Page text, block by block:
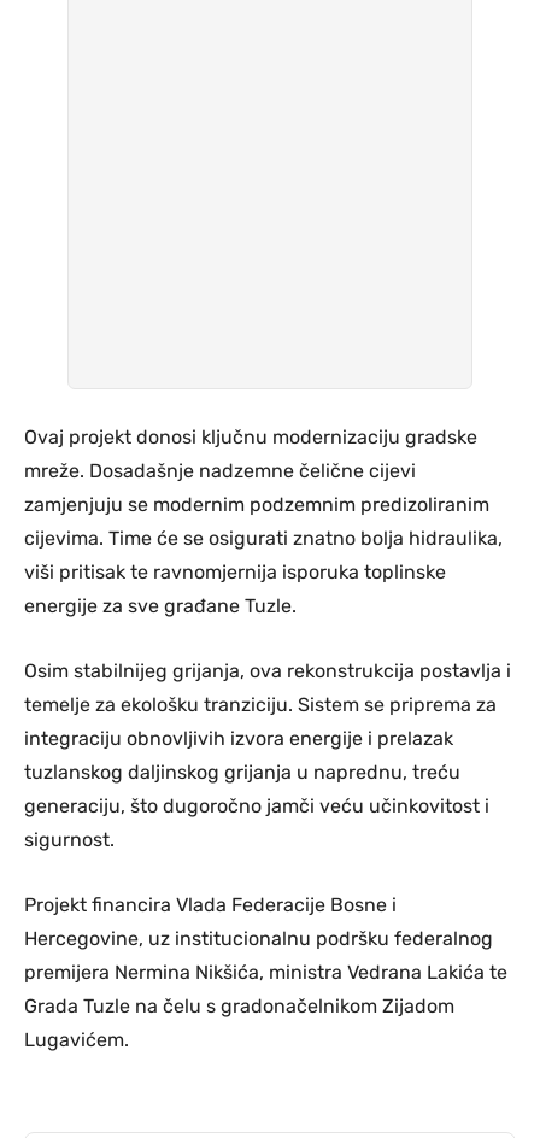
Ovaj projekt donosi ključnu modernizaciju gradske
mreže. Dosadašnje nadzemne čelične cijevi
zamjenjuju se modernim podzemnim predizoliranim
cijevima. Time će se osigurati znatno bolja hidraulika,
viši pritisak te ravnomjernija isporuka toplinske
energije za sve građane Tuzle.
Osim stabilnijeg grijanja, ova rekonstrukcija postavlja i
temelje za ekološku tranziciju. Sistem se priprema za
integraciju obnovljivih izvora energije i prelazak
tuzlanskog daljinskog grijanja u naprednu, treću
generaciju, što dugoročno jamči veću učinkovitost i
sigurnost.
Projekt financira Vlada Federacije Bosne i
Hercegovine, uz institucionalnu podršku federalnog
premijera Nermina Nikšića, ministra Vedrana Lakića te
Grada Tuzle na čelu s gradonačelnikom Zijadom
Lugavićem.